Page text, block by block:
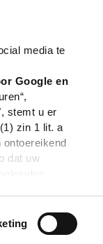
media te
Google en
stemt u er
zin 1 lit. a
dat uw